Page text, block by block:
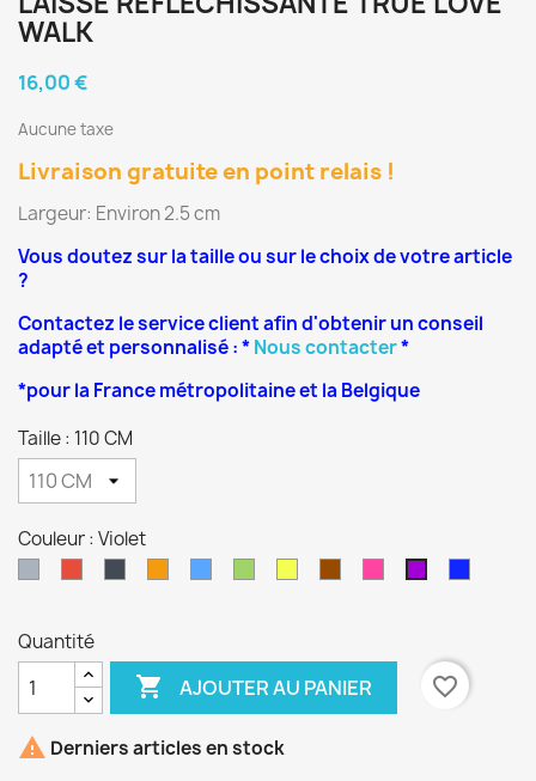
WALK
16,00 €
Aucune taxe
Livraison gratuite en point relais !
Largeur: Environ 2.5 cm
Vous doutez sur la taille ou sur le choix de votre article
?
Contactez le service client afin d'obtenir un conseil
adapté et personnalisé : *Nous contacter*
*pour la France métropolitaine et la Belgique
Taille : 110 CM
Couleur : Violet
Quantité
 AJOUTER AU PANIER favorite_border
 Derniers articles en stock